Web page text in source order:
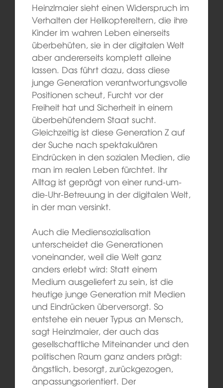
Heinzlmaier sieht einen Widerspruch im
Verhalten der Helikoptereltern, die ihre
Kinder im wahren Leben einerseits
überbehüten, sie in der digitalen Welt
aber andererseits komplett alleine
lassen. Das führt dazu, dass diese
junge Generation verantwortungsvolle
Positionen scheut, Furcht vor der
Freiheit hat und Sicherheit in einem
überbehütendem Staat sucht.
Gleichzeitig ist diese Generation Z auf
der Suche nach spektakulären
Eindrücken in den sozialen Medien, die
man im realen Leben fürchtet. Ihr
Alltag ist geprägt von einer rund-um-
die-Uhr-Betreuung in der digitalen Welt,
in der man versinkt.
Auch die Mediensozialisation
unterscheidet die Generationen
voneinander, weil die Welt ganz
anders erlebt wird: Statt einem
Medium ausgeliefert zu sein, ist die
heutige junge Generation mit Medien
und Eindrücken überversorgt. So
entstehe ein neuer Typus an Mensch,
sagt Heinzlmaier, der auch das
gesellschaftliche Miteinander und den
politischen Raum ganz anders prägt:
ängstlich, besorgt, zurückgezogen,
anpassungsorientiert. Der